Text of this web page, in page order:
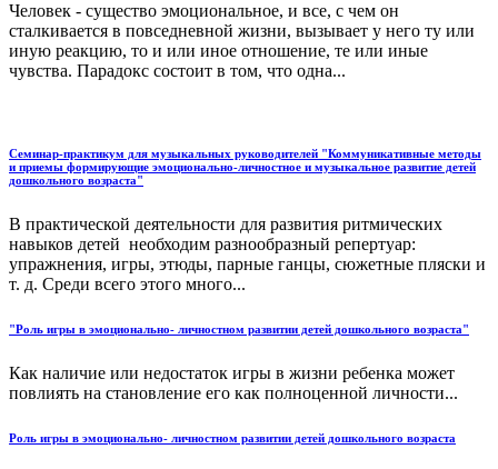
Человек - существо эмоциональное, и все, с чем он
сталкивается в повседневной жизни, вызывает у него ту или
иную реакцию, то и или иное отношение, те или иные
чувства. Парадокс состоит в том, что одна...
Семинар-практикум для музыкальных руководителей "Коммуникативные методы
и приемы формирующие эмоционально-личностное и музыкальное развитие детей
дошкольного возраста"
В практической деятельности для развития ритмических
навыков детей необходим разнообразный репертуар:
упражнения, игры, этюды, парные ганцы, сюжетные пляски и
т. д. Среди всего этого много...
"Роль игры в эмоционально- личностном развитии детей дошкольного возраста"
Как наличие или недостаток игры в жизни ребенка может
повлиять на становление его как полноценной личности...
Роль игры в эмоционально- личностном развитии детей дошкольного возраста